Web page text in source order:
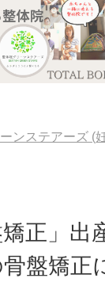
ンステアーズ (
矯正」出
盤矯正